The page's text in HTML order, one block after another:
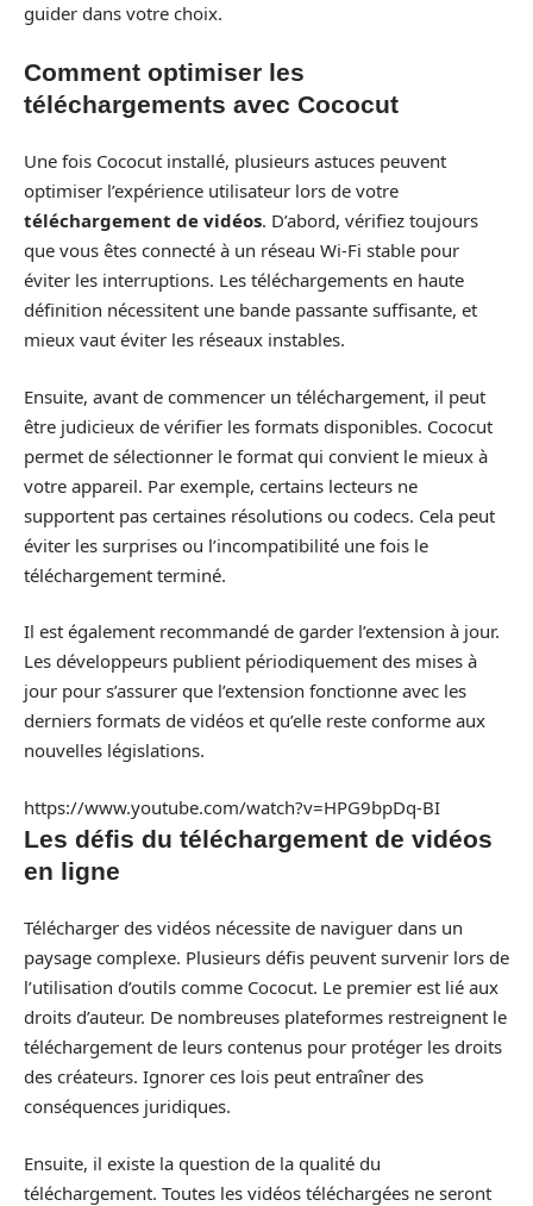
guider dans votre choix.
Comment optimiser les
téléchargements avec Cococut
Une fois Cococut installé, plusieurs astuces peuvent
optimiser l’expérience utilisateur lors de votre
téléchargement de vidéos. D’abord, vérifiez toujours
que vous êtes connecté à un réseau Wi-Fi stable pour
éviter les interruptions. Les téléchargements en haute
définition nécessitent une bande passante suffisante, et
mieux vaut éviter les réseaux instables.
Ensuite, avant de commencer un téléchargement, il peut
être judicieux de vérifier les formats disponibles. Cococut
permet de sélectionner le format qui convient le mieux à
votre appareil. Par exemple, certains lecteurs ne
supportent pas certaines résolutions ou codecs. Cela peut
éviter les surprises ou l’incompatibilité une fois le
téléchargement terminé.
Il est également recommandé de garder l’extension à jour.
Les développeurs publient périodiquement des mises à
jour pour s’assurer que l’extension fonctionne avec les
derniers formats de vidéos et qu’elle reste conforme aux
nouvelles législations.
https://www.youtube.com/watch?v=HPG9bpDq-BI
Les défis du téléchargement de vidéos
en ligne
Télécharger des vidéos nécessite de naviguer dans un
paysage complexe. Plusieurs défis peuvent survenir lors de
l’utilisation d’outils comme Cococut. Le premier est lié aux
droits d’auteur. De nombreuses plateformes restreignent le
téléchargement de leurs contenus pour protéger les droits
des créateurs. Ignorer ces lois peut entraîner des
conséquences juridiques.
Ensuite, il existe la question de la qualité du
téléchargement. Toutes les vidéos téléchargées ne seront